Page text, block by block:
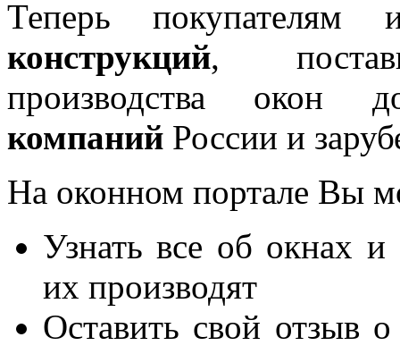
Теперь покупателям
конструкций,
производства окон
компаний России и
На оконном портале Вы
Узнать все об окнах и
их производят
Оставить свой отзыв